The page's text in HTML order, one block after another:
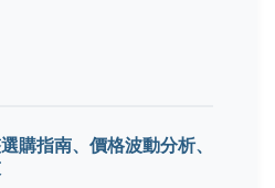
購指南、價格波動分析、